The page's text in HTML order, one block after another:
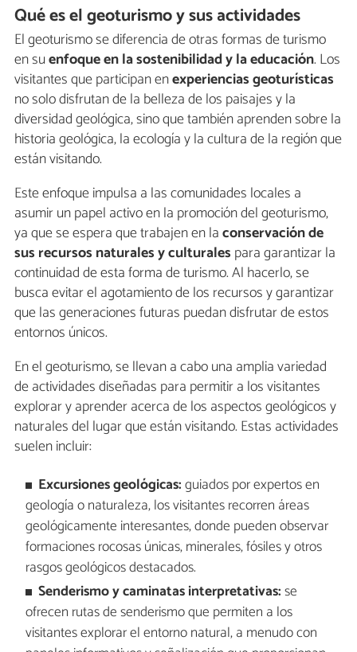
Qué es el geoturismo y sus actividades
El geoturismo se diferencia de otras formas de turismo
en suenfoque en la sostenibilidad y la educación. Los
visitantes que participan enexperiencias geoturísticas
no solo disfrutan de la belleza de los paisajes y la
diversidad geológica, sino que también aprenden sobre la
historia geológica, la ecología y la cultura de la región que
están visitando.
Este enfoque impulsa a las comunidades locales a
asumir un papel activo en la promoción del geoturismo,
ya que se espera que trabajen en laconservación de
sus recursos naturales y culturales para garantizar la
continuidad de esta forma de turismo. Al hacerlo, se
busca evitar el agotamiento de los recursos y garantizar
que las generaciones futuras puedan disfrutar de estos
entornos únicos.
En el geoturismo, se llevan a cabo una amplia variedad
de actividades diseñadas para permitir a los visitantes
explorar y aprender acerca de los aspectos geológicos y
naturales del lugar que están visitando. Estas actividades
suelen incluir:
Excursiones geológicas:guiados por expertos en
geología o naturaleza, los visitantes recorren áreas
geológicamente interesantes, donde pueden observar
formaciones rocosas únicas, minerales, fósiles y otros
rasgos geológicos destacados.
Senderismo y caminatas interpretativas:se
ofrecen rutas de senderismo que permiten a los
visitantes explorar el entorno natural, a menudo con